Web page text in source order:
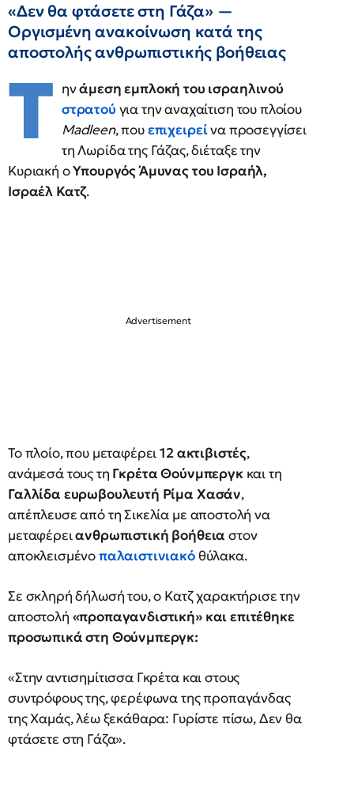
«Δεν θα φτάσετε στη Γάζα» —
Οργισμένη ανακοίνωση κατά της
αποστολής ανθρωπιστικής βοήθειας
Τ ηνάμεση εμπλοκή του ισραηλινού
στρατού για την αναχαίτιση του πλοίου
Madleen, πουεπιχειρείνα προσεγγίσει
τη Λωρίδα της Γάζας, διέταξε την
Κυριακή οΥπουργός Άμυνας του Ισραήλ,
Ισραέλ Κατζ.
Το πλοίο, που μεταφέρει12 ακτιβιστές,
ανάμεσά τους τη Γκρέτα Θούνμπεργκ και τη
Γαλλίδα ευρωβουλευτή Ρίμα Χασάν,
απέπλευσε από τη Σικελία με αποστολή να
μεταφέρειανθρωπιστική βοήθεια στον
αποκλεισμένοπαλαιστινιακόθύλακα.
Σε σκληρή δήλωσή του, ο Κατζ χαρακτήρισε την
αποστολή «προπαγανδιστική» και επιτέθηκε
προσωπικά στη Θούνμπεργκ:
«Στην αντισημίτισσα Γκρέτα και στους
συντρόφους της, φερέφωνα της προπαγάνδας
της Χαμάς, λέω ξεκάθαρα: Γυρίστε πίσω, Δεν θα
φτάσετε στη Γάζα».